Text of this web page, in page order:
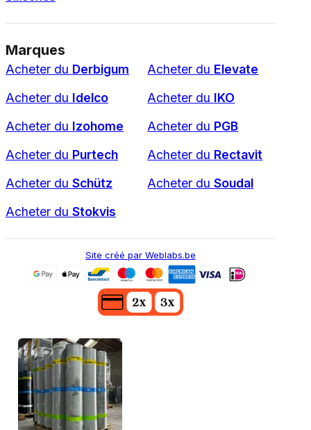
Marques
Acheter du Derbigum Acheter du Elevate
Acheter du Idelco Acheter du IKO
Acheter du Izohome Acheter du PGB
Acheter du Purtech Acheter du Rectavit
Acheter du Schütz Acheter duSoudal
Acheter du Stokvis
Site créé par Weblabs.be